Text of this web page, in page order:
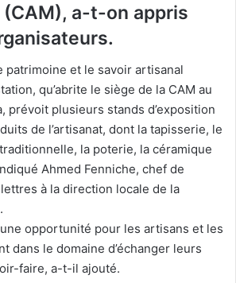
a-t-on appris
patrimoine et le savoir artisanal
qu’abrite le siège de la CAM au
prévoit plusieurs stands d’exposition
de l’artisanat, dont la tapisserie, le
la poterie, la céramique
Ahmed Fenniche, chef de
à la direction locale de la
opportunité pour les artisans et les
dans le domaine d’échanger leurs
faire, a-t-il ajouté.